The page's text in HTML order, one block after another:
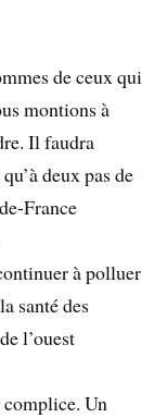
de ceux qui
montions à
Il faudra
deux pas de
France
à polluer
santé des
l’ouest
complice. Un